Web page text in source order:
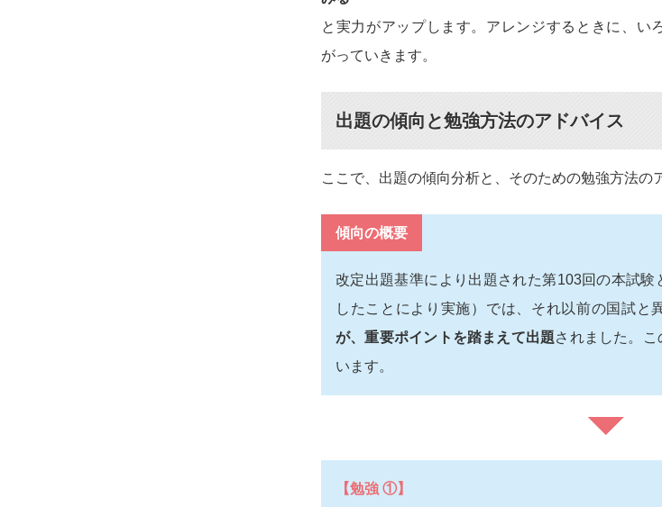
と実力がアップします。アレンジするときに、い
がっていきます。
出題の傾向と勉強方法のアドバイス
ここで、出題の傾向分析と、そのための勉強方法の
傾向の概要
改定出題基準により出題された第103回の本試
したことにより実施）では、それ以前の国試と
が、重要ポイントを踏まえて出題されました。
います。
【勉強 ①】